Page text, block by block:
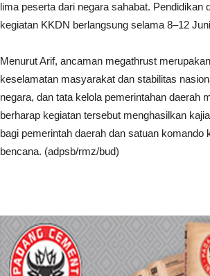
lima peserta dari negara sahabat.
kegiatan KKDN berlangsung selama 8–12
Menurut Arif, ancaman megathrust
keselamatan masyarakat dan stabilitas
negara, dan tata kelola pemerintahan daerah
berharap kegiatan tersebut menghasilkan
bagi pemerintah daerah dan satuan
bencana. (adpsb/rmz/bud)